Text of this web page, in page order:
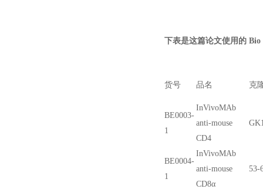
下表是这篇论文使用的
货号 品名 克
BE0003-
1
InVivoMAb
anti-mouse
CD4
BE0004-
1
InVivoMAb
anti-mouse
CD8α
53-